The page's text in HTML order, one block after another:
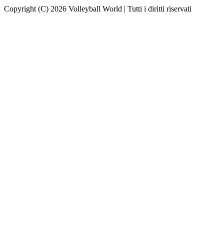
Copyright (C) 2026 Volleyball World | Tutti i diritti riservati